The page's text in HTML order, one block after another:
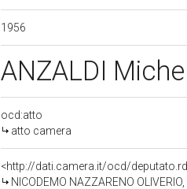
1956
ANZALDI
ocd:atto
atto camera
<http://dati.camera.it/ocd/
NICODEMO NAZZARENO